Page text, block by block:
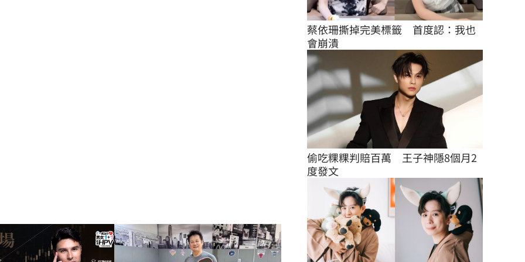
蔡依珊撕掉完美標籤　首度認：我也
會崩潰
偷吃粿粿判賠百萬　王子神隱8個月2
度發文